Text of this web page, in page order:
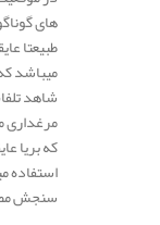
های
طبیعتا
میباشد
شاهد
مرغداری
که بریا
استفاده
سنجش